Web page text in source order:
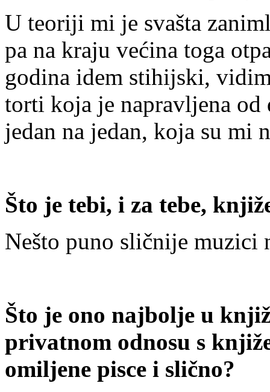
U teoriji mi je svašta
pa na kraju većina toga
godina idem stihijski,
torti koja je napravljena
jedan na jedan, koja su mi
Što je tebi, i za tebe,
Nešto puno sličnije muzici
Što je ono najbolje u
privatnom odnosu s
omiljene pisce i slično?